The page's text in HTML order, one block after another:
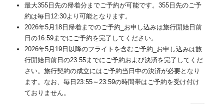
最大355日先の帰着分までご予約が可能です。355日先のご予
約は毎日12:30より可能となります。
2026年5月18日帰着までのご予約_お申し込みは旅行開始日前
日の16:59までにご予約を完了してください。
2026年5月19日以降のフライトを含むご予約_お申し込みは旅
行開始日前日の23:55までにご予約および決済を完了してくだ
さい。旅行契約の成立にはご予約当日中の決済が必要となり
ます。なお、毎日23:55～23:59の時間帯はご予約を受け付け
ておりません。